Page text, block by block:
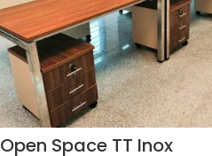
Open Space TT Inox